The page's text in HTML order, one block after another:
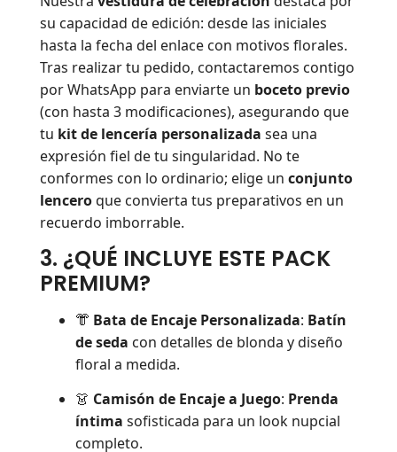
su capacidad de edición: desde las iniciales
hasta la fecha del enlace con motivos florales.
Tras realizar tu pedido, contactaremos contigo
por WhatsApp para enviarte un boceto previo
(con hasta 3 modificaciones), asegurando que
tu kit de lencería personalizada sea una
expresión fiel de tu singularidad. No te
conformes con lo ordinario; elige un conjunto
lenceroque convierta tus preparativos en un
recuerdo imborrable.
3. ¿QUÉ INCLUYE ESTE PACK
PREMIUM?
👘 Bata de Encaje Personalizada: Batín
de seda con detalles de blonda y diseño
floral a medida.
👗 Camisón de Encaje a Juego: Prenda
íntima sofisticada para un look nupcial
completo.